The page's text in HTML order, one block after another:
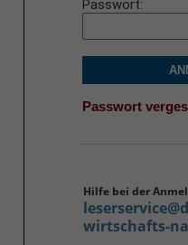
Passwort
Passwort
Hilfe bei der
wirtschafts-